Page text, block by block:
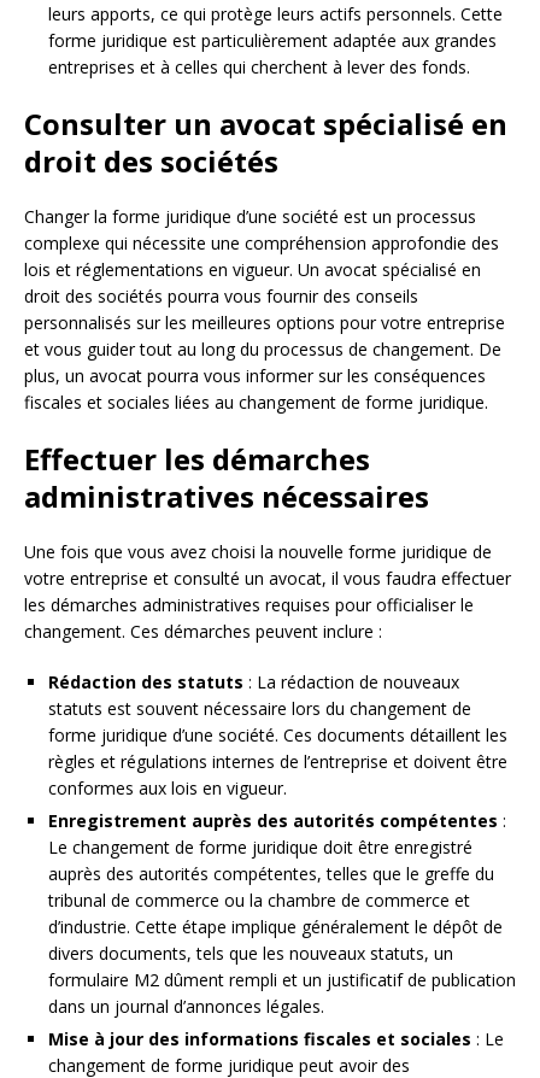
leurs apports, ce qui protège leurs actifs personnels. Cette
forme juridique est particulièrement adaptée aux grandes
entreprises et à celles qui cherchent à lever des fonds.
Consulter un avocat spécialisé en
droit des sociétés
Changer la forme juridique d’une société est un processus
complexe qui nécessite une compréhension approfondie des
lois et réglementations en vigueur. Un avocat spécialisé en
droit des sociétés pourra vous fournir des conseils
personnalisés sur les meilleures options pour votre entreprise
et vous guider tout au long du processus de changement. De
plus, un avocat pourra vous informer sur les conséquences
fiscales et sociales liées au changement de forme juridique.
Effectuer les démarches
administratives nécessaires
Une fois que vous avez choisi la nouvelle forme juridique de
votre entreprise et consulté un avocat, il vous faudra effectuer
les démarches administratives requises pour officialiser le
changement. Ces démarches peuvent inclure :
Rédaction des statuts : La rédaction de nouveaux
statuts est souvent nécessaire lors du changement de
forme juridique d’une société. Ces documents détaillent les
règles et régulations internes de l’entreprise et doivent être
conformes aux lois en vigueur.
Enregistrement auprès des autorités compétentes :
Le changement de forme juridique doit être enregistré
auprès des autorités compétentes, telles que le greffe du
tribunal de commerce ou la chambre de commerce et
d’industrie. Cette étape implique généralement le dépôt de
divers documents, tels que les nouveaux statuts, un
formulaire M2 dûment rempli et un justificatif de publication
dans un journal d’annonces légales.
Mise à jour des informations fiscales et sociales : Le
changement de forme juridique peut avoir des